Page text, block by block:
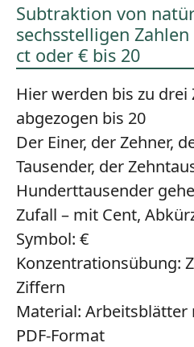
Subtraktion von
sechsstelligen
ct oder € bis 20
Hier werden bis zu
abgezogen bis 20
Der Einer, der Zehner,
Tausender, der
Hunderttausender
Zufall – mit Cent,
Symbol: €
Konzentrationsübung:
Ziffern
Material: Arbeitsblätter
PDF-Format